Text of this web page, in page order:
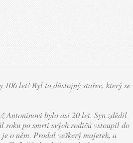
106 let! Byl to důstojný stařec, který se
Antonínovi bylo asi 20 let. Syn zdědil
roku po smrti svých rodičů vstoupil do
o něm. Prodal veškerý majetek, a